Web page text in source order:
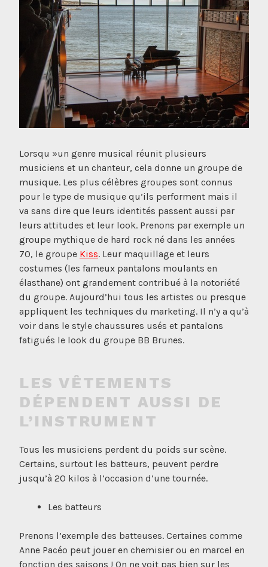
Lorsqu »un genre musical réunit plusieurs
musiciens et un chanteur, cela donne un groupe de
musique. Les plus célèbres groupes sont connus
pour le type de musique qu’ils performent mais il
va sans dire que leurs identités passent aussi par
leurs attitudes et leur look. Prenons par exemple un
groupe mythique de hard rock né dans les années
70, le groupe Kiss. Leur maquillage et leurs
costumes (les fameux pantalons moulants en
élasthane) ont grandement contribué à la notoriété
du groupe. Aujourd’hui tous les artistes ou presque
appliquent les techniques du marketing. Il n’y a qu’à
voir dans le style chaussures usés et pantalons
fatigués le look du groupe BB Brunes.
LES VÊTEMENTS
DÉPENDENT AUSSI DE
L’INSTRUMENT
Tous les musiciens perdent du poids sur scène.
Certains, surtout les batteurs, peuvent perdre
jusqu’à 20 kilos à l’occasion d’une tournée.
Les batteurs
Prenons l’exemple des batteuses. Certaines comme
Anne Pacéo peut jouer en chemisier ou en marcel en
fonction des saisons ! On ne voit pas bien sur les